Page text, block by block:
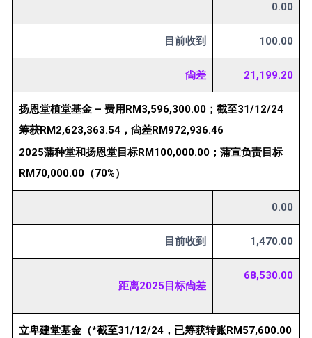
0.00
目前收到 100.00
尙差 21,199.20
扬恩堂植堂基金 – 费用RM3,596,300.00；截至31/12/24
筹获RM2,623,363.54，尙差RM972,936.46
2025蒲种堂和扬恩堂目标RM100,000.00；蒲宣负责目标
RM70,000.00（70%）
0.00
目前收到 1,470.00
距离2025目标尙差
68,530.00
立卑建堂基金（*截至31/12/24，已筹获转账RM57,600.00